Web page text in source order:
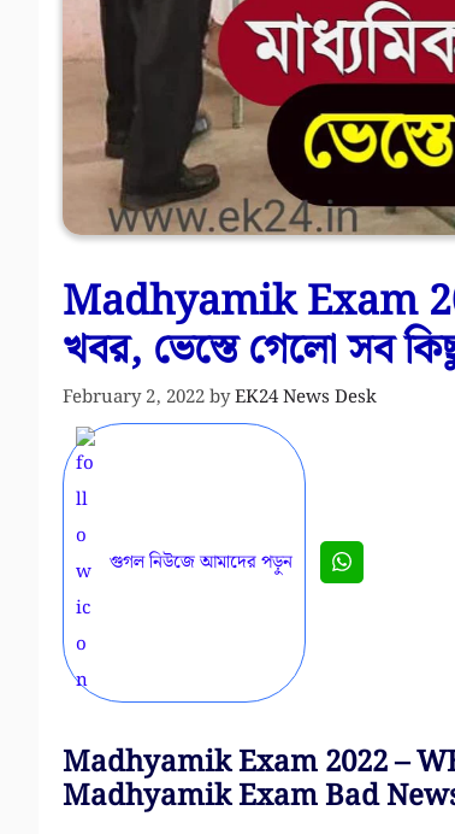
Madhyamik Exam
খবর, ভেস্তে গেলো সব
February 2, 2022byEK24 News Desk
গুগল নিউজে আমাদের পড়ুন
Madhyamik Exam 2022 –
Madhyamik Exam Bad